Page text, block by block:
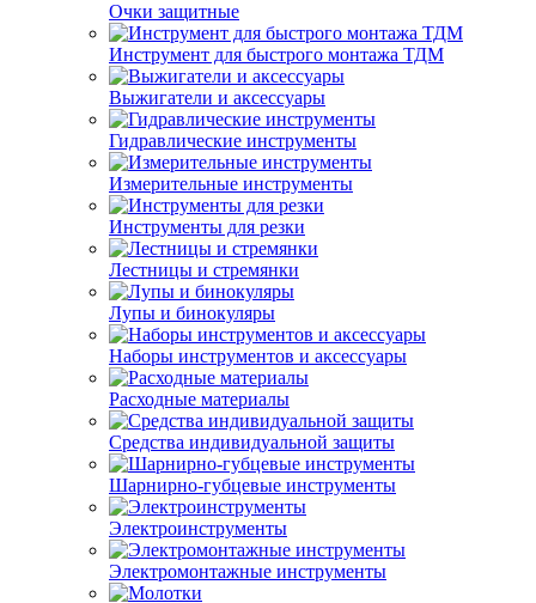
Очки защитные
Инструмент для быстрого монтажа ТДМ
Выжигатели и аксессуары
Гидравлические инструменты
Измерительные инструменты
Инструменты для резки
Лестницы и стремянки
Лупы и бинокуляры
Наборы инструментов и аксессуары
Расходные материалы
Средства индивидуальной защиты
Шарнирно-губцевые инструменты
Электроинструменты
Электромонтажные инструменты